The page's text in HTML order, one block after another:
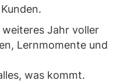
Jahr voller
Lernmomente und
was kommt.